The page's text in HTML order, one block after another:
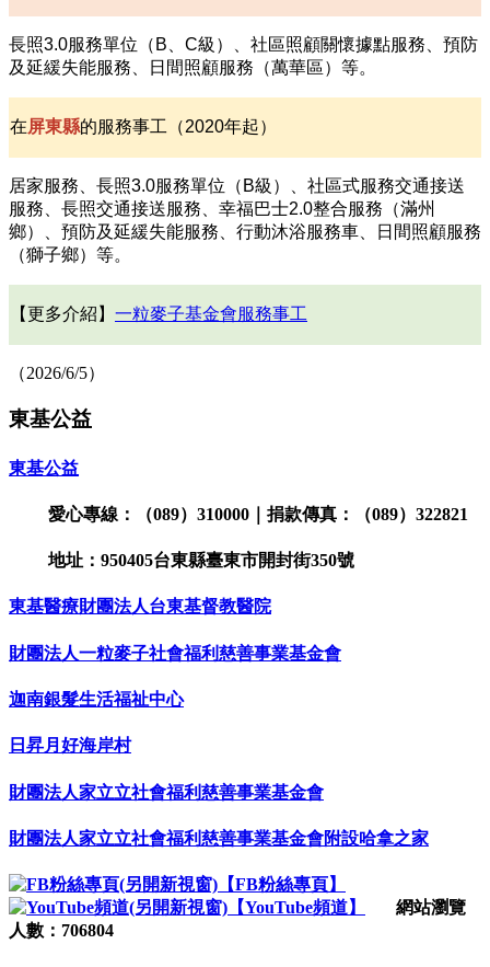
長照3.0服務單位（B、C級）、社區照顧關懷據點服務、預防
及延緩失能服務、日間照顧服務（萬華區）等。
在屏東縣的服務事工（2020年起）
居家服務、長照3.0服務單位（B級）、社區式服務交通接送
服務、長照交通接送服務、幸福巴士2.0整合服務（滿州
鄉）、預防及延緩失能服務、行動沐浴服務車、日間照顧服務
（獅子鄉）等。
【更多介紹】 一粒麥子基金會服務事工
（2026/6/5）
東基公益
東基公益
愛心專線：（089）310000｜捐款傳真：（089）322821
地址：950405台東縣臺東市開封街350號
東基醫療財團法人台東基督教醫院
財團法人一粒麥子社會福利慈善事業基金會
迦南銀髮生活福祉中心
日昇月好海岸村
財團法人家立立社會福利慈善事業基金會
財團法人家立立社會福利慈善事業基金會附設哈拿之家
【FB粉絲專頁】
【YouTube頻道】
網站瀏覽
人數：706804